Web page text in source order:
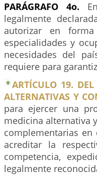
PARÁGRAFO 4o.
legalmente
autorizar en
especialidades y
necesidades del
requiere para
ARTÍCULO 19. DEL
ALTERNATIVAS Y
para ejercer una
medicina alternativa
complementarias
acreditar la
competencia,
legalmente